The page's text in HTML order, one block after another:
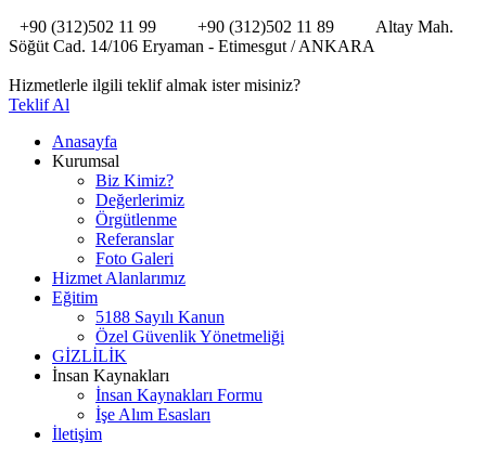
+90 (312)502 11 99
+90 (312)502 11 89
Altay Mah.
Söğüt Cad. 14/106 Eryaman - Etimesgut / ANKARA
Hizmetlerle ilgili teklif almak ister misiniz?
Teklif Al
Anasayfa
Kurumsal
Biz Kimiz?
Değerlerimiz
Örgütlenme
Referanslar
Foto Galeri
Hizmet Alanlarımız
Eğitim
5188 Sayılı Kanun
Özel Güvenlik Yönetmeliği
GİZLİLİK
İnsan Kaynakları
İnsan Kaynakları Formu
İşe Alım Esasları
İletişim